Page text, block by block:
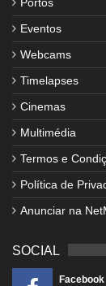
Eventos
Webcams
Timelapses
Cinemas
Multimédia
Termos e
Política de
Anunciar na
SOCIAL
Facebook